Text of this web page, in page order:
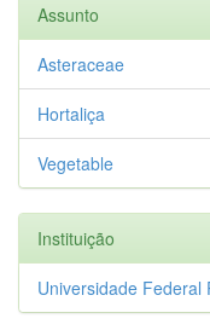
Assunto
Asteraceae
Hortaliça
Vegetable
Instituição
Universidade Federal